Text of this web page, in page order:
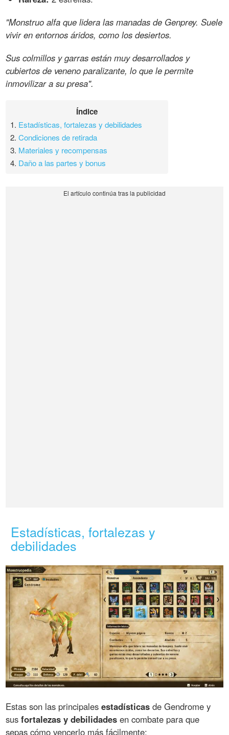
"Monstruo alfa que lidera las manadas de Genprey. Suele
vivir en entornos áridos, como los desiertos.
Sus colmillos y garras están muy desarrollados y
cubiertos de veneno paralizante, lo que le permite
inmovilizar a su presa".
Índice
1. Estadísticas, fortalezas y debilidades
2.Condiciones de retirada
3. Materiales y recompensas
4. Daño a las partes y bonus
Estadísticas, fortalezas y
debilidades
Estas son las principalesestadísticas de Gendrome y
susfortalezas y debilidades en combate para que
sepas cómo vencerlo más fácilmente: